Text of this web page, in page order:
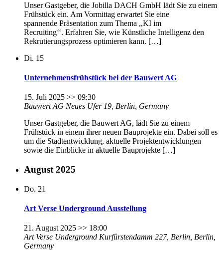
Unser Gastgeber, die Jobilla DACH GmbH lädt Sie zu einem
Frühstück ein. Am Vormittag erwartet Sie eine
spannende Präsentation zum Thema ,,KI im
Recruiting‘‘. Erfahren Sie, wie Künstliche Intelligenz den
Rekrutierungsprozess optimieren kann. […]
Di. 15
Unternehmensfrühstück bei der Bauwert AG
15. Juli 2025 >> 09:30
Bauwert AG Neues Ufer 19, Berlin, Germany
Unser Gastgeber, die Bauwert AG, lädt Sie zu einem
Frühstück in einem ihrer neuen Bauprojekte ein. Dabei soll es
um die Stadtentwicklung, aktuelle Projektentwicklungen
sowie die Einblicke in aktuelle Bauprojekte […]
August 2025
Do. 21
Art Verse Underground Ausstellung
21. August 2025 >> 18:00
Art Verse Underground Kurfürstendamm 227, Berlin, Berlin,
Germany